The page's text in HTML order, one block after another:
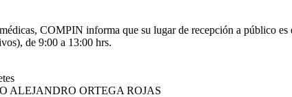
COMPIN informa que su lugar de recepción a público
de 9:00 a 13:00 hrs.
ALEJANDRO ORTEGA ROJAS